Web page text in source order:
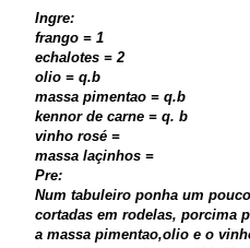
Ingre:
frango = 1
echalotes = 2
olio = q.b
massa pimentao = q.b
kennor de carne = q. b
vinho rosé =
massa laçinhos =
Pre:
Num tabuleiro ponha um
cortadas em rodelas, porcima
a massa pimentao,olio e o